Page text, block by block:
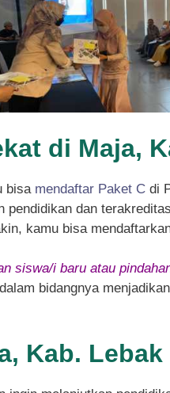
di Maja,
bisa mendaftar Paket C di
dan
kamu bisa
siswa/i baru atau
bidangnya
Kab. Lebak